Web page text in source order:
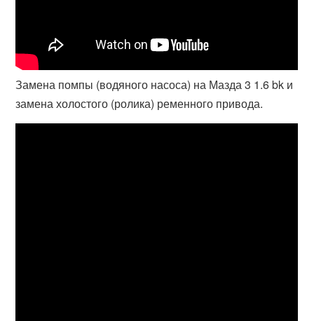
Замена помпы (водяного насоса) на Мазда 3 1.6 bk и
замена холостого (ролика) ременного привода.